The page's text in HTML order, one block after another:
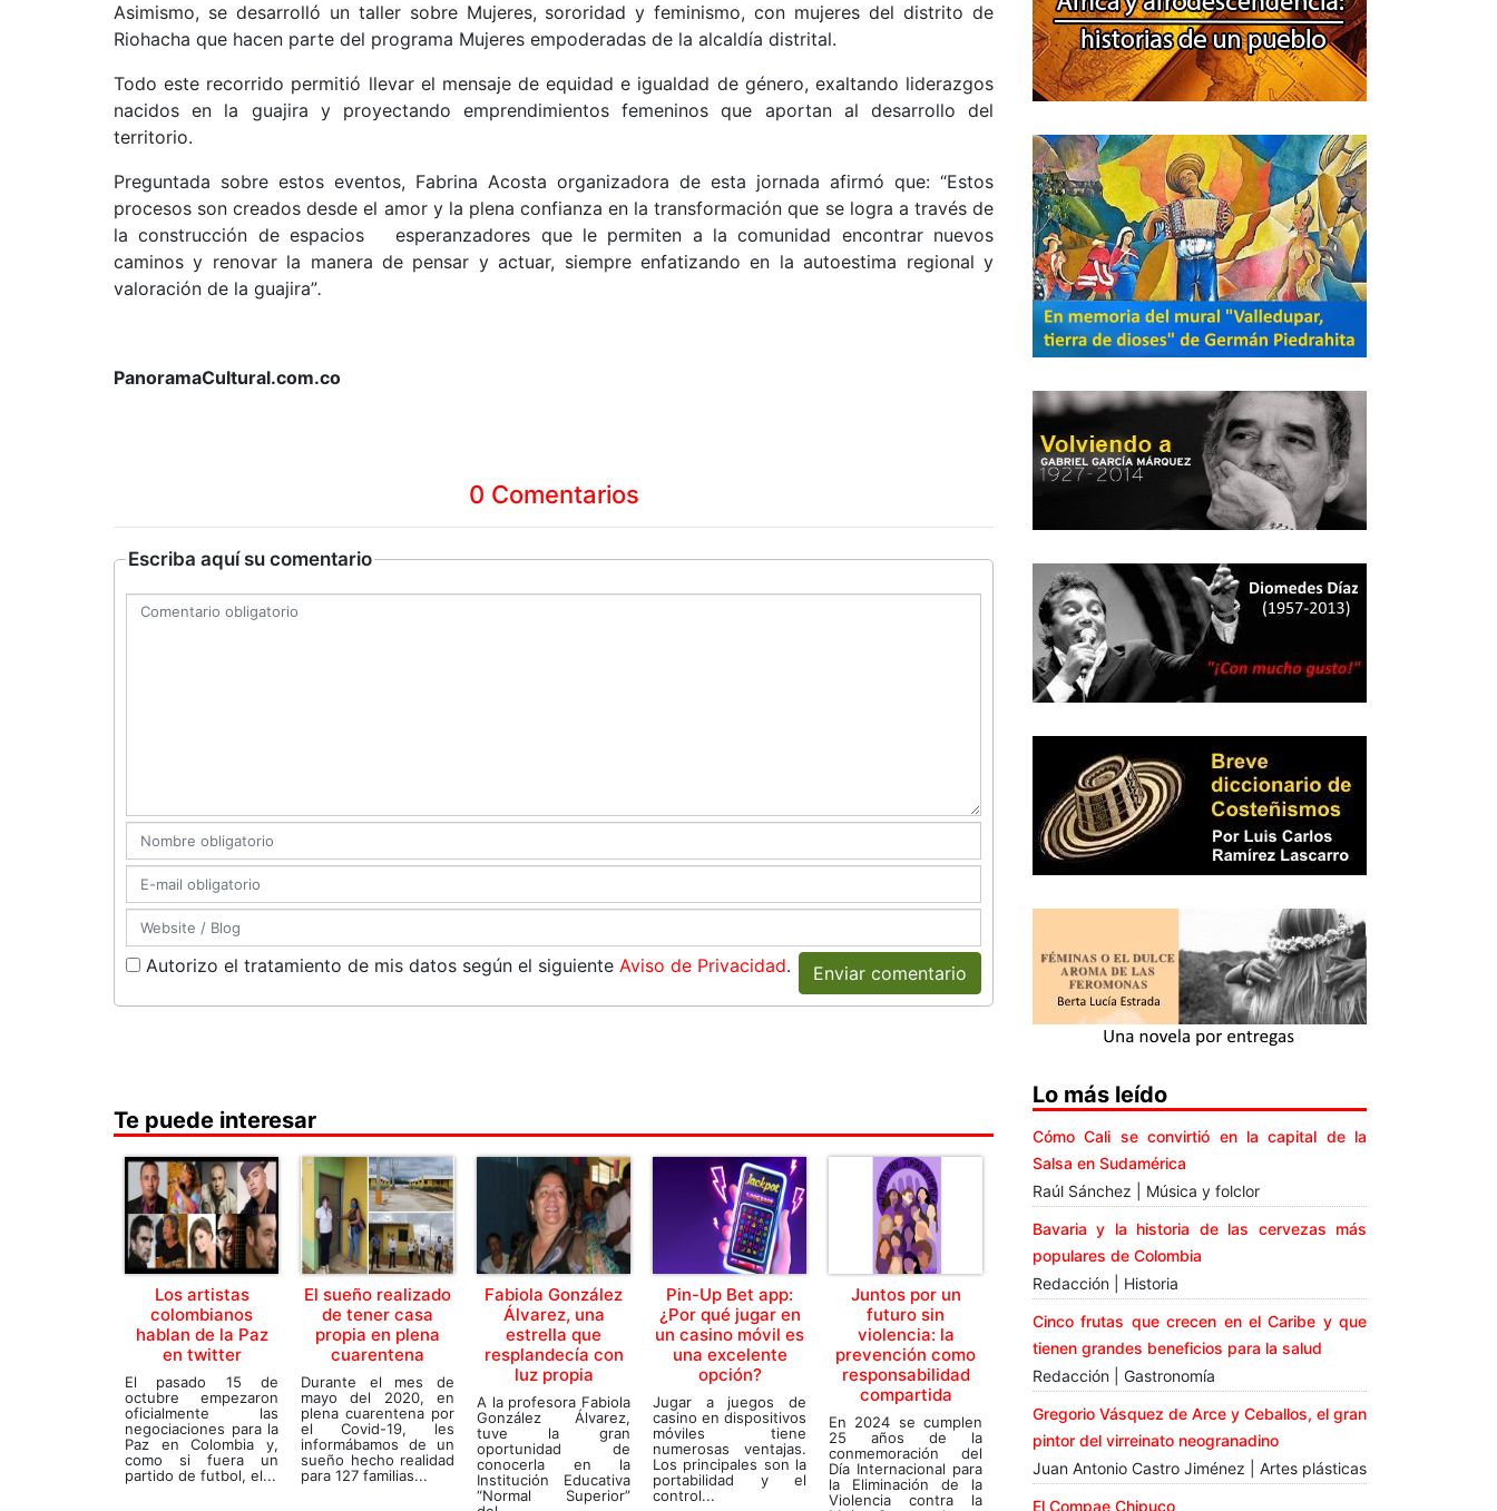
Asimismo, se desarrolló un taller sobre Mujeres, sororidad y feminismo, con mujeres del distrito de
Riohacha que hacen parte del programa Mujeres empoderadas de la alcaldía distrital.
Todo este recorrido permitió llevar el mensaje de equidad e igualdad de género, exaltando liderazgos
nacidos en la guajira y proyectando emprendimientos femeninos que aportan al desarrollo del
territorio.
Preguntada sobre estos eventos, Fabrina Acosta organizadora de esta jornada afirmó que: “Estos
procesos son creados desde el amor y la plena confianza en la transformación que se logra a través de
la construcción de espacios esperanzadores que le permiten a la comunidad encontrar nuevos
caminos y renovar la manera de pensar y actuar, siempre enfatizando en la autoestima regional y
valoración de la guajira”.
PanoramaCultural.com.co
0 Comentarios
Escriba aquí su comentario
Autorizo el tratamiento de mis datos según el siguiente Aviso de Privacidad. Enviar comentario
Te puede interesar
Los artistas
colombianos
hablan de la Paz
en twitter
El pasado 15 de
octubre empezaron
oficialmente las
negociaciones para la
Paz en Colombia y,
como si fuera un
partido de futbol, el...
El sueño realizado
de tener casa
propia en plena
cuarentena
Durante el mes de
mayo del 2020, en
plena cuarentena por
el Covid-19, les
informábamos de un
sueño hecho realidad
para 127 familias...
Fabiola González
Álvarez, una
estrella que
resplandecía con
luz propia
A la profesora Fabiola
González Álvarez,
tuve la gran
oportunidad de
conocerla en la
Institución Educativa
“Normal Superior”
Pin-Up Bet app:
¿Por qué jugar en
un casino móvil es
una excelente
opción?
Jugar a juegos de
casino en dispositivos
móviles tiene
numerosas ventajas.
Los principales son la
portabilidad y el
control...
Juntos por un
futuro sin
violencia: la
prevención como
responsabilidad
compartida
En 2024 se cumplen
25 años de la
conmemoración del
Día Internacional para
la Eliminación de la
Violencia contra la
Lo más leído
Cómo Cali se convirtió en la capital de la
Salsa en Sudamérica
Raúl Sánchez | Música y folclor
Bavaria y la historia de las cervezas más
populares de Colombia
Redacción | Historia
Cinco frutas que crecen en el Caribe y que
tienen grandes beneficios para la salud
Redacción | Gastronomía
Gregorio Vásquez de Arce y Ceballos, el gran
pintor del virreinato neogranadino
Juan Antonio Castro Jiménez | Artes plásticas
El Compae Chipuco